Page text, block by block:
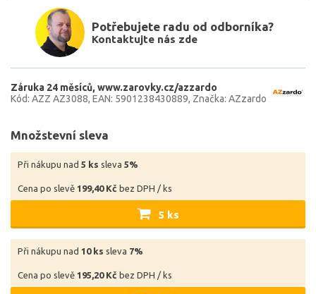
Potřebujete radu od odborníka?
Kontaktujte nás zde
Záruka 24 měsíců www.zarovky.cz/azzardo
Kód: AZZ AZ3088 EAN: 5901238430889 Značka: AZzardo
Množstevní sleva
Při nákupu nad 5 ks sleva 5%
Cena po slevě 199,40 Kč bez DPH / ks
5 ks
Při nákupu nad 10 ks sleva 7%
Cena po slevě 195,20 Kč bez DPH / ks